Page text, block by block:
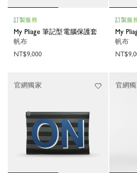
訂製服務
My Pliage 筆記型電腦保護套
帆布
NT$9,000
訂製服
My
帆布
官網獨家 官網